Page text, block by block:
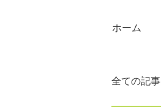
ホーム
全ての記事